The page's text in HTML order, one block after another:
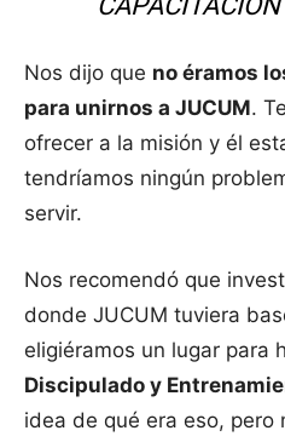
Nos dijo que no éramos
para unirnos a JUCUM.
ofrecer a la misión y él
tendríamos ningún
servir.
Nos recomendó que
donde JUCUM tuviera
eligiéramos un lugar para
Discipulado y
idea de qué era eso, pero